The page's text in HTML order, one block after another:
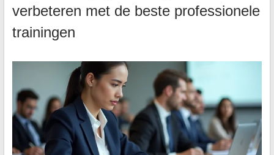
verbeteren met de beste professionele
trainingen